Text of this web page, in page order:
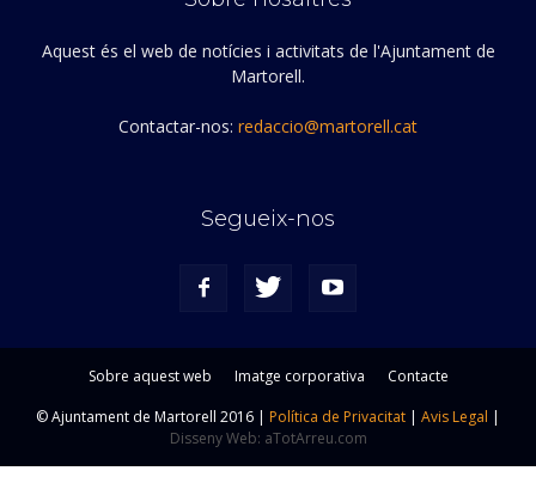
Aquest és el web de notícies i activitats de l'Ajuntament de
Martorell.
Contactar-nos: redaccio@martorell.cat
Segueix-nos
Sobre aquest web Imatge corporativa
Contacte
© Ajuntament de Martorell 2016 | Política de Privacitat | Avis Legal |
Disseny Web: aTotArreu.com